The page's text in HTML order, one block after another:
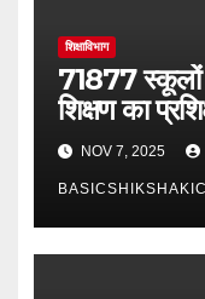
शिक्षाविभाग
71877 स्कूलों
शिक्षण का
NOV 7, 2025